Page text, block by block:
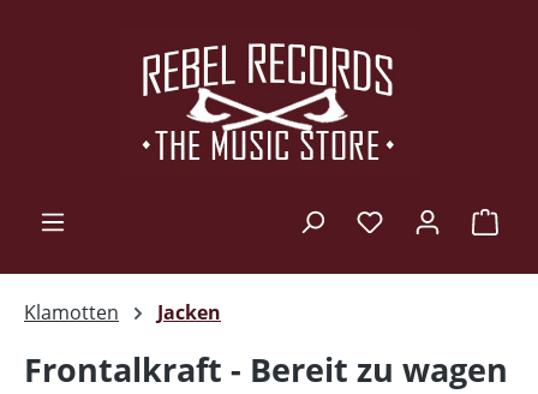
Klamotten Jacken
Frontalkraft - Bereit zu wagen